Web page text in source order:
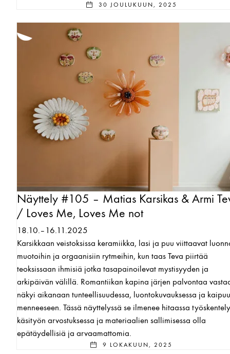
30 JOULUKUUN, 2025
Näyttely #105 – Matias Karsikas & Armi
/ Loves Me, Loves Me not
18.10.–16.11.2025
Karsikkaan veistoksissa keramiikka, lasi ja puu viittaavat
muotoihin ja orgaanisiin rytmeihin, kun taas Teva piirtää
teoksissaan ihmisiä jotka tasapainoilevat mystisyyden ja
arkipäivän välillä. Romantiikan kapina järjen palvontaa
näkyi aikanaan tunteellisuudessa, luontokuvauksessa ja
menneeseen. Tässä näyttelyssä se ilmenee hitaassa
käsityön arvostuksessa ja materiaalien sallimisessa olla
epätäydellisiä ja arvaamattomia.
9 LOKAKUUN, 2025